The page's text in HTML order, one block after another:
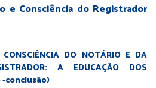
e Consciência do Registrador
DO NOTÁRIO E DA
A EDUCAÇÃO DOS
-conclusão)